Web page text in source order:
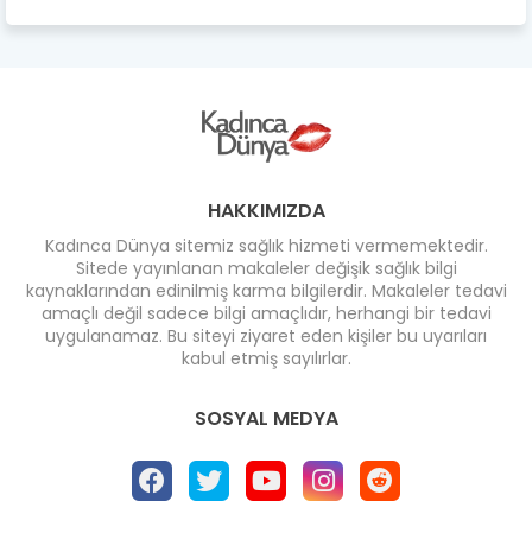
HAKKIMIZDA
Kadınca Dünya sitemiz sağlık hizmeti vermemektedir.
Sitede yayınlanan makaleler değişik sağlık bilgi
kaynaklarından edinilmiş karma bilgilerdir. Makaleler tedavi
amaçlı değil sadece bilgi amaçlıdır, herhangi bir tedavi
uygulanamaz. Bu siteyi ziyaret eden kişiler bu uyarıları
kabul etmiş sayılırlar.
SOSYAL MEDYA